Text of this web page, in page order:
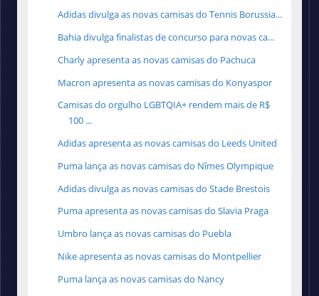
Adidas divulga as novas camisas do Tennis Borussia...
Bahia divulga finalistas de concurso para novas ca...
Charly apresenta as novas camisas do Pachuca
Macron apresenta as novas camisas do Konyaspor
Camisas do orgulho LGBTQIA+ rendem mais de R$
100 ...
Adidas apresenta as novas camisas do Leeds United
Puma lança as novas camisas do Nîmes Olympique
Adidas divulga as novas camisas do Stade Brestois
Puma apresenta as novas camisas do Slavia Praga
Umbro lança as novas camisas do Puebla
Nike apresenta as novas camisas do Montpellier
Puma lança as novas camisas do Nancy